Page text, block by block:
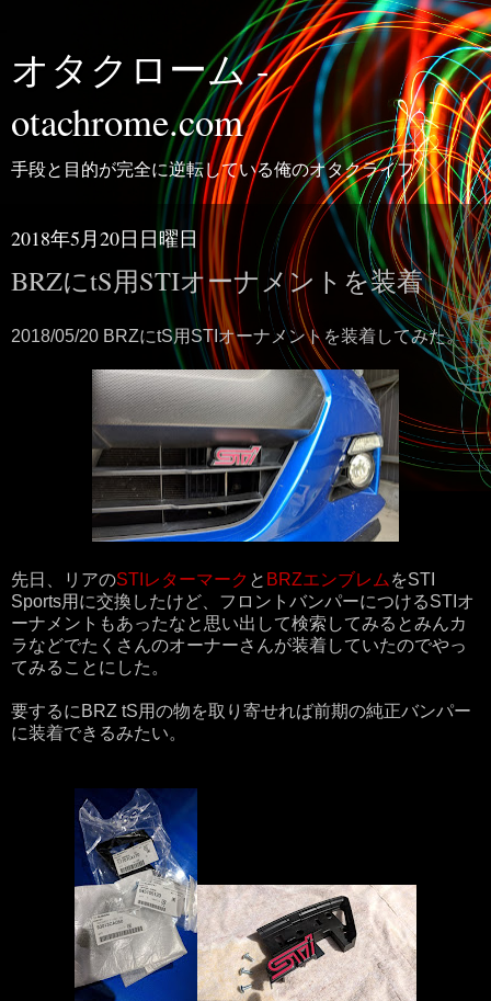
オタクローム -
otachrome.com
手段と目的が完全に逆転している俺のオタクライフ
2018年5月20日日曜日
BRZにtS用STIオーナメントを装着
2018/05/20 BRZにtS用STIオーナメントを装着してみた。
先日、リアのSTIレターマーク と BRZエンブレム をSTI
Sports用に交換したけど、フロントバンパーにつけるSTIオ
ーナメントもあったなと思い出して検索してみるとみんカ
ラなどでたくさんのオーナーさんが装着していたのでやっ
てみることにした。
要するにBRZ tS用の物を取り寄せれば前期の純正バンパー
に装着できるみたい。